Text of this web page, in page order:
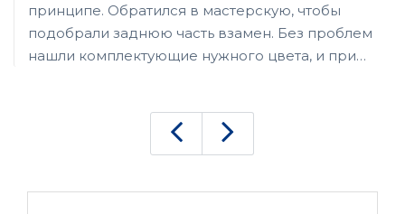
принципе. Обратился в мастерскую, чтобы
подобрали заднюю часть взамен. Без проблем
нашли комплектующие нужного цвета, и при
При этом мастер сказал, что можно было
сэкономить, и поставить крышку с такого же б/у
хватит на нормальный ремонт, можете